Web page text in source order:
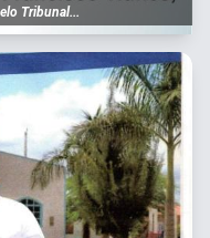
Tribunal...